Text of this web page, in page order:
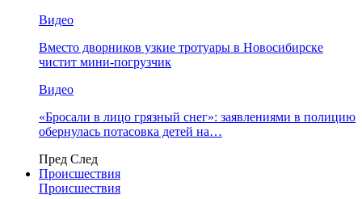
Видео
Вместо дворников узкие тротуары в Новосибирске
чистит мини-погрузчик
Видео
«Бросали в лицо грязный снег»: заявлениями в полицию
обернулась потасовка детей на…
Пред След
Происшествия
Происшествия